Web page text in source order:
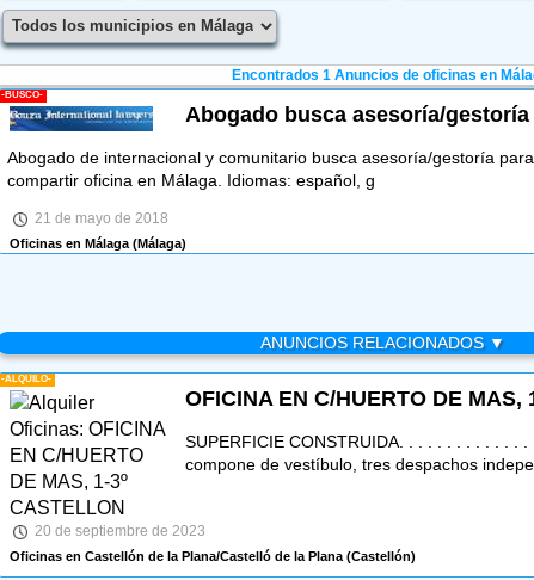
Encontrados 1 Anuncios de oficinas en
-BUSCO-
Abogado busca asesoría/
Abogado de internacional y comunitario busca asesoría/gestoría para
compartir oficina en Málaga. Idiomas: español, g
21 de mayo de 2018
Oficinas en Málaga(Málaga)
ANUNCIOS RELACIONADOS ▼
-ALQUILO-
OFICINA EN C/HUERTO DE MAS,
SUPERFICIE CONSTRUIDA. . . . . . . . . . . . .
compone de vestíbulo, tres despachos indepe
20 de septiembre de 2023
Oficinas en Castellón de la Plana/Castelló de la Plana(Castellón)